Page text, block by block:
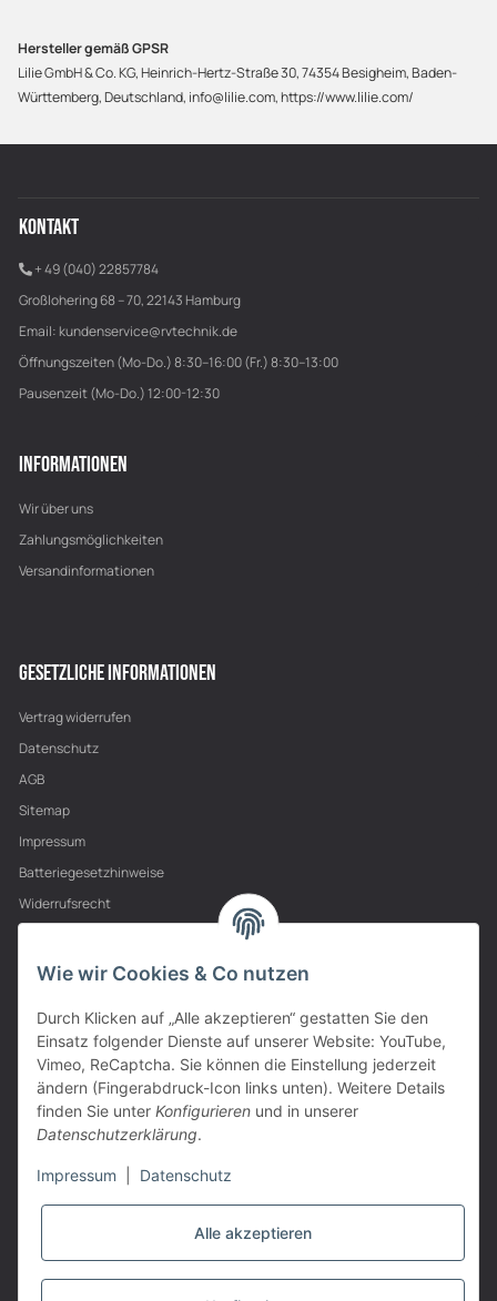
Hersteller gemäß GPSR
Lilie GmbH & Co. KG, Heinrich-Hertz-Straße 30, 74354 Besigheim, Baden-
Württemberg, Deutschland, info@lilie.com, https://www.lilie.com/
KONTAKT
+ 49 (040) 22857784
Großlohering 68 – 70, 22143 Hamburg
Email: kundenservice@rvtechnik.de
Öffnungszeiten (Mo-Do.) 8:30–16:00 (Fr.) 8:30–13:00
Pausenzeit (Mo-Do.) 12:00-12:30
INFORMATIONEN
Wir über uns
Zahlungsmöglichkeiten
Versandinformationen
GESETZLICHE INFORMATIONEN
Vertrag widerrufen
Datenschutz
AGB
Sitemap
Impressum
Batteriegesetzhinweise
Widerrufsrecht
PARTNER
VERTRAG WIDERRUFEN
Wie wir Cookies & Co nutzen
Durch Klicken auf „Alle akzeptieren“ gestatten Sie den
Einsatz folgender Dienste auf unserer Website: YouTube,
Vimeo, ReCaptcha. Sie können die Einstellung jederzeit
ändern (Fingerabdruck-Icon links unten). Weitere Details
finden Sie unter Konfigurieren und in unserer
Datenschutzerklärung.
Impressum Datenschutz
Alle akzeptieren